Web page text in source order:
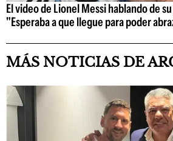
El video de Lionel Messi hablando de
"Esperaba a que llegue para poder
MÁS NOTICIAS DE